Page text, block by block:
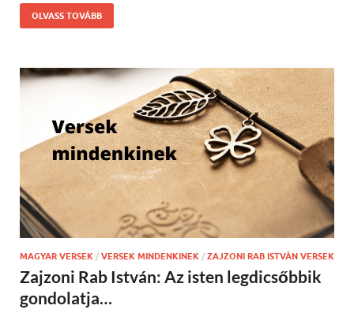
OLVASS TOVÁBB
MAGYAR VERSEK / VERSEK MINDENKINEK / ZAJZONI RAB ISTVÁN VERSEK
Zajzoni Rab István: Az isten legdicsőbbik
gondolatja…